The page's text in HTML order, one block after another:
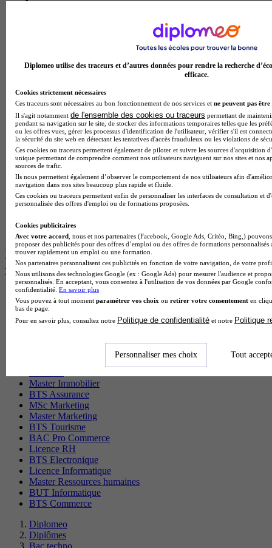
BTS Sp3s en alternance
BTS Sam en alternance
Cap Fleuriste en alternance
BTS Sio en alternance
MSc Marketing Digital en alternance
BTS Gpme en alternance
Cap Electricien en alternance
BTS Gpn en alternance
BTS Domotique en alternance
BAC Pro Agora en alternance
BTS Sta en alternance
BTS Iris en alternance
BTS Ati en alternance
Les diplômes par filière les plus
recherchés
CS Sport
Master Sport
MBA Marketing
Master Immobilier
BTS Assurance
MSc Marketing
Master Marketing
BTS Tourisme
BAC Pro Commerce
Licence RH
BTS Electronique
Licence Informatique
Master Ressources humaines
BUT Informatique
BTS Commerce
Diplomeo
Diplômes
Diplomeo utilise des traceurs et d’autres données pour rendre la recherche
efficace.
Cookies strictement nécessaires
Ces traceurs sont nécessaires au bon fonctionnement de nos services et ne peuvent pas être
Il s'agit notamment de l'ensemble des cookies ou traceurs permettant de
pendant sa navigation sur le site, de stocker des informations temporaires telles que les
ou les offres vues, gérer les processus d'identification de l'utilisateur, vérifier s'il est
la sécurité du site web en détectant les tentatives d'accès frauduleux ou les violations de
Ces cookies ou traceurs permettent également de piloter et suivre les sources d'acquisition
unique permettant de comprendre comment nos utilisateurs naviguent sur nos sites et nos
sources de trafic.
Ils nous permettent également d’observer le comportement de nos utilisateurs afin
navigation dans nos sites beaucoup plus rapide et fluide.
Ces cookies ou traceurs permettent enfin de personnaliser les interfaces de consultation et
personnalisée des offres d'emploi ou de formations proposées.
Cookies publicitaires
Avec votre accord , nous et nos partenaires (Facebook, Google Ads, Critéo, Bing,)
proposer des publicités pour des offres d’emploi ou des offres de formations
trouver rapidement un emploi ou une formation.
Nos partenaires personnalisent ces publicités en fonction de votre navigation, de votre
Nous utilisons des technologies Google (ex : Google Ads) pour mesurer l'audience et
personnalisés. En acceptant, vous consentez à l'utilisation de vos données par Google
confidentialité. En savoir plus
Vous pouvez à tout moment paramétrer vos choix ou retirer votre consentement en
bas de page.
Pour en savoir plus, consultez notre Politique de confidentialité et notre Politique
Personnaliser mes choix Tout